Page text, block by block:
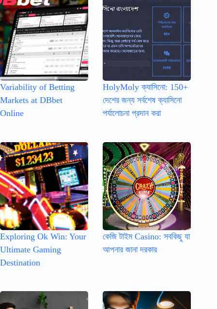
Variability of Betting
Markets at DBbet
Online
HolyMoly ক্যাসিনো: 150+
দেশের জন্য সর্বশেষ ক্যাসিনো
পর্যালোচনা প্রদান করা
Exploring Ok Win: Your
Ultimate Gaming
Destination
কেজি টাইম Casino: সবকিছু যা
আপনার জানা দরকার